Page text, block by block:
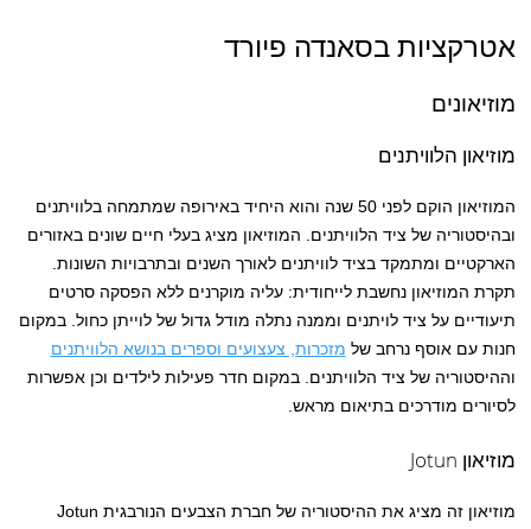
אטרקציות בסאנדה פיורד
מוזיאונים
מוזיאון הלוויתנים
המוזיאון הוקם לפני 50 שנה והוא היחיד באירופה שמתמחה בלוויתנים
ובהיסטוריה של ציד הלוויתנים. המוזיאון מציג בעלי חיים שונים באזורים
הארקטיים ומתמקד בציד לוויתנים לאורך השנים ובתרבויות השונות.
תקרת המוזיאון נחשבת לייחודית: עליה מוקרנים ללא הפסקה סרטים
תיעודיים על ציד לויתנים וממנה נתלה מודל גדול של לוייתן כחול. במקום
חנות עם אוסף נרחב של מזכרות, צעצועים וספרים בנושא הלוויתנים
וההיסטוריה של ציד הלוויתנים. במקום חדר פעילות לילדים וכן אפשרות
לסיורים מודרכים בתיאום מראש.
מוזיאון Jotun
מוזיאון זה מציג את ההיסטוריה של חברת הצבעים הנורבגית Jotun